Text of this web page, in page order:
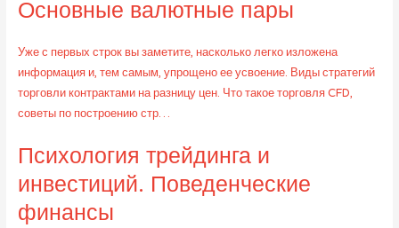
Основные валютные пары
Уже с первых строк вы заметите, насколько легко изложена
информация и, тем самым, упрощено ее усвоение. Виды стратегий
торговли контрактами на разницу цен. Что такое торговля CFD,
советы по построению стр…
Психология трейдинга и
инвестиций. Поведенческие
финансы